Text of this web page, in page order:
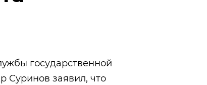
государственной
Суринов заявил, что